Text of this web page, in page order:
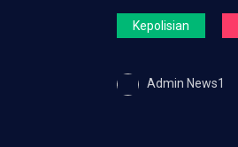
Kepolisian
Admin News1